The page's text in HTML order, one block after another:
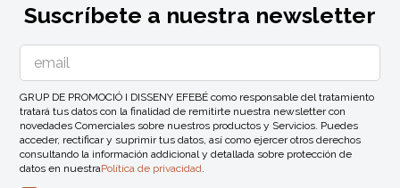
Suscríbete a nuestra newsletter
GRUP DE PROMOCIÓ I DISSENY EFEBÉ como responsable del tratamiento
tratará tus datos con la finalidad de remitirte nuestra newsletter con
novedades Comerciales sobre nuestros productos y Servicios. Puedes
acceder, rectificar y suprimir tus datos, así como ejercer otros derechos
consultando la información addicional y detallada sobre protección de
datos en nuestraPolítica de privacidad